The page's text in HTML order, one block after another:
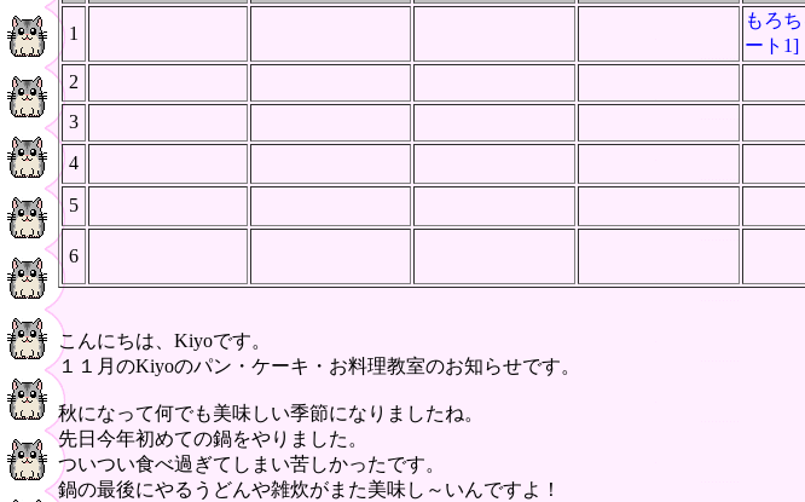
1
もろ
ート1]
2
3
4
5
6
こんにちは、Kiyoです。
１１月のKiyoのパン・ケーキ・お料理教室のお知らせです。
秋になって何でも美味しい季節になりましたね。
先日今年初めての鍋をやりました。
ついつい食べ過ぎてしまい苦しかったです。
鍋の最後にやるうどんや雑炊がまた美味し～いんですよ！